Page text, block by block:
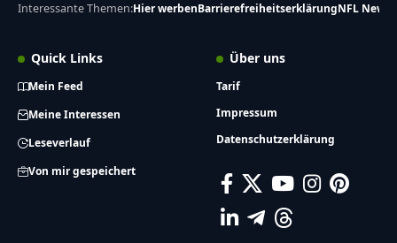
Interessante Themen:Hier werbenBarrierefreiheitserklärungNFL News
Quick Links
Mein Feed
Meine Interessen
Leseverlauf
Von mir gespeichert
Über uns
Tarif
Impressum
Datenschutzerklärung